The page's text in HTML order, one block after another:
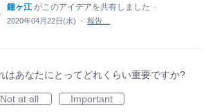
鐘ヶ江 がこのアイデアを共有しました
·
2020年04月22日(水)
· 報告…
はあなたにとってどれくらい重要ですか?
Not at all
Important